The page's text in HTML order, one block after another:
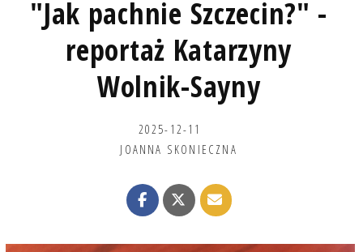
"Jak pachnie Szczecin?" -
reportaż Katarzyny
Wolnik-Sayny
2025-12-11
JOANNA SKONIECZNA